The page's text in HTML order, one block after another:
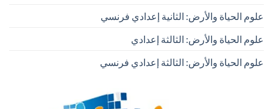
علوم الحياة والأرض: الثانية إعدادي فرنسي
علوم الحياة والأرض: الثالثة إعدادي
علوم الحياة والأرض: الثالثة إعدادي فرنسي